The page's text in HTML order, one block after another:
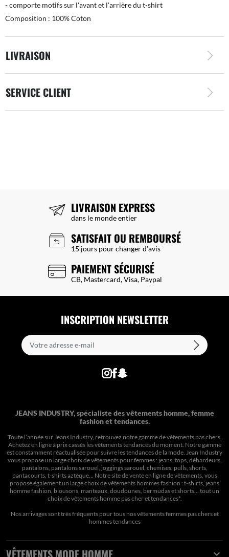
- comporte motifs sur l'avant et l'arrière du t-shirt
Composition : 100% Coton
LIVRAISON
SERVICE CLIENT
LIVRAISON EXPRESS
dans le monde entier
SATISFAIT OU REMBOURSÉ
15 jours pour changer d’avis
PAIEMENT SÉCURISÉ
CB, Mastercard, Visa, Paypal
INSCRIPTION NEWSLETTER
JEANS INDUSTRY, spécialiste des vêtements homme, femme
fashion et tendances.
Toute l’année sur Jeans Industry, retrouvez notre gamme de vêtements pas chers.
Achetez en ligne à prix cassés les vêtements tendances du moment. Notre gamme
est constamment réactualisée pour suivre les tendances de la mode. Jean Industry
vous propose un large choix de vêtements pour femmes : jeans, tops, débardeurs,
pantalons, pantalons sarouel, joggings sarouel, chemises, pulls, shorts,
pantacourts, t-shirts aztèque... Notre site de vente en ligne de vêtements, vous
propose également un large choix de vêtements hommes fashion : t-shirts, jeans
homme fashion, blousons, manteaux, doudounes, bermudas et shorts… tout un
choix devêtements homme pas cher et tendances*.
Nos arrivages sont très fréquents pour tous nosvêtements femmes pas cherset
hommes tendances
VÊTEMENTS MODE HOMME 